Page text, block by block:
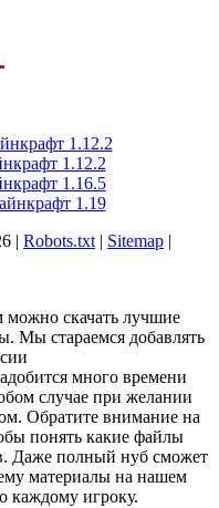
1.12.2
1.12.2
1.16.5
1.19
| Robots.txt | Sitemap |
можно скачать лучшие
Мы стараемся добавлять
много времени
случае при желании
Обратите внимание на
понять какие файлы
Даже полный нуб сможет
материалы на нашем
каждому игроку.